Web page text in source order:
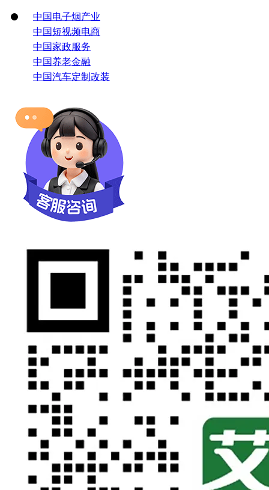
中国电子烟产业
中国短视频电商
中国家政服务
中国养老金融
中国汽车定制改装